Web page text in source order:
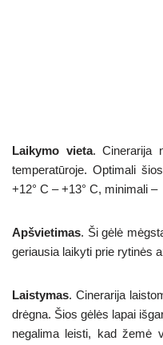
Laikymo vieta. Cinerarija
temperatūroje. Optimali
+12° C – +13° С, minimali
Apšvietimas. Ši gėlė
geriausia laikyti prie rytinės
Laistymas. Cinerarija
drėgna. Šios gėlės lapai
negalima leisti, kad žemė